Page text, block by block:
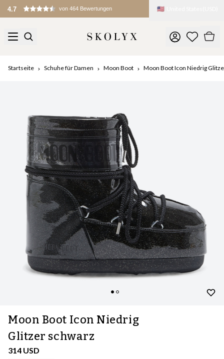
4.7 von 464 Bewertungen 🇺🇸
Startseite Schuhe für Damen Moon Boot Moon Boot Icon Niedrig
Moon Boot Icon Niedrig
Glitzer schwarz
314 USD